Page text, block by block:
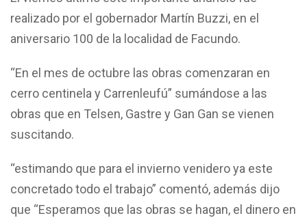
realizado por el gobernador Martín Buzzi, en el
aniversario 100 de la localidad de Facundo.
“En el mes de octubre las obras comenzaran en
cerro centinela y Carrenleufú” sumándose a las
obras que en Telsen, Gastre y Gan Gan se vienen
suscitando.
“estimando que para el invierno venidero ya este
concretado todo el trabajo” comentó, además dijo
que “Esperamos que las obras se hagan, el dinero en